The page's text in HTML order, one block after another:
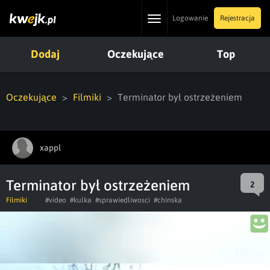
ToggleLogowanie Rejestracja
Dodaj Oczekujące Top
Oczekujące Filmiki Terminator był ostrzeżeniem
xappl
Terminator był ostrzeżeniem 2
Filmiki #video #kulka #sprawiedliwosci #chinska